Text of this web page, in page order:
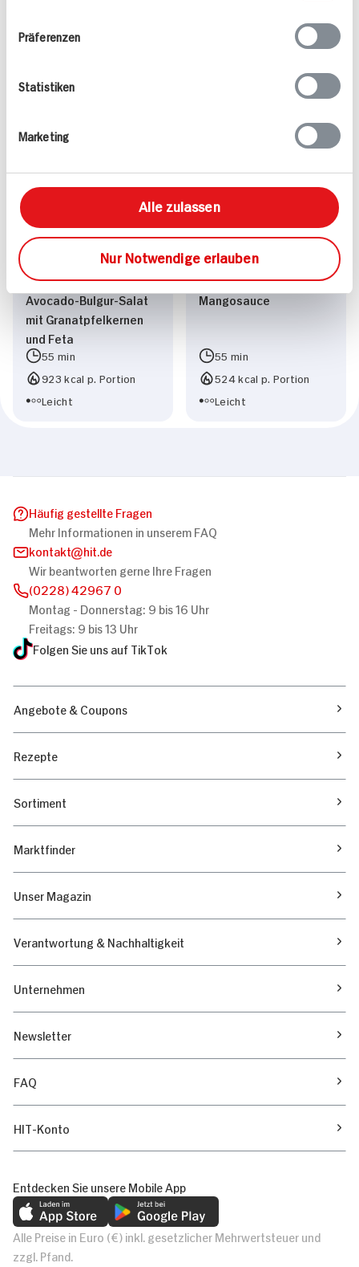
Präferenzen
Statistiken
Marketing
Alle zulassen
Nur Notwendige erlauben
Tomaten-Avocado-
1.471 kcal p. Portion
602 kcal p. Portion
Lammlachse in Tranchen
geschnitten auf
Avocado-Bulgur-Salat
mit Granatpfelkernen
und Feta
55 min
923 kcal p. Portion
Leicht
Seeteufelbäckchen auf
Avocado-Tatar in
Mangosauce
55 min
524 kcal p. Portion
Leicht
Häufig gestellte Fragen
Mehr Informationen in unserem FAQ
kontakt
hit.de
Wir beantworten gerne Ihre Fragen
(0228) 42967 0
Montag - Donnerstag: 9 bis 16 Uhr
Freitags: 9 bis 13 Uhr
Folgen Sie uns auf TikTok
Angebote & Coupons
Rezepte
Sortiment
Marktfinder
Unser Magazin
Verantwortung & Nachhaltigkeit
Unternehmen
Newsletter
FAQ
HIT-Konto
Entdecken Sie unsere Mobile App
Alle Preise in Euro (€) inkl. gesetzlicher Mehrwertsteuer und
zzgl. Pfand.